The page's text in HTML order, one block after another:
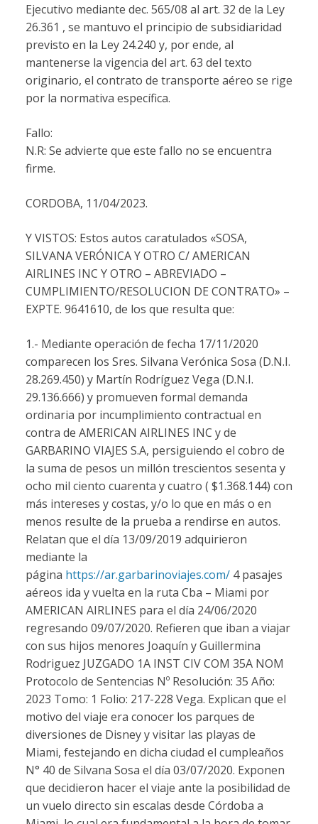
Ejecutivo mediante dec. 565/08 al art. 32 de la Ley
26.361 , se mantuvo el principio de subsidiaridad
previsto en la Ley 24.240 y, por ende, al
mantenerse la vigencia del art. 63 del texto
originario, el contrato de transporte aéreo se rige
por la normativa específica.
Fallo:
N.R: Se advierte que este fallo no se encuentra
firme.
CORDOBA, 11/04/2023.
Y VISTOS: Estos autos caratulados «SOSA,
SILVANA VERÓNICA Y OTRO C/ AMERICAN
AIRLINES INC Y OTRO – ABREVIADO –
CUMPLIMIENTO/RESOLUCION DE CONTRATO» –
EXPTE. 9641610, de los que resulta que:
1.- Mediante operación de fecha 17/11/2020
comparecen los Sres. Silvana Verónica Sosa (D.N.I.
28.269.450) y Martín Rodríguez Vega (D.N.I.
29.136.666) y promueven formal demanda
ordinaria por incumplimiento contractual en
contra de AMERICAN AIRLINES INC y de
GARBARINO VIAJES S.A, persiguiendo el cobro de
la suma de pesos un millón trescientos sesenta y
ocho mil ciento cuarenta y cuatro ( $1.368.144) con
más intereses y costas, y/o lo que en más o en
menos resulte de la prueba a rendirse en autos.
Relatan que el día 13/09/2019 adquirieron
mediante la
página https://ar.garbarinoviajes.com/ 4 pasajes
aéreos ida y vuelta en la ruta Cba – Miami por
AMERICAN AIRLINES para el día 24/06/2020
regresando 09/07/2020. Refieren que iban a viajar
con sus hijos menores Joaquín y Guillermina
Rodriguez JUZGADO 1A INST CIV COM 35A NOM
Protocolo de Sentencias Nº Resolución: 35 Año:
2023 Tomo: 1 Folio: 217-228 Vega. Explican que el
motivo del viaje era conocer los parques de
diversiones de Disney y visitar las playas de
Miami, festejando en dicha ciudad el cumpleaños
N° 40 de Silvana Sosa el día 03/07/2020. Exponen
que decidieron hacer el viaje ante la posibilidad de
un vuelo directo sin escalas desde Córdoba a